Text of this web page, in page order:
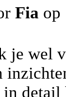
Fia op
je wel
detail